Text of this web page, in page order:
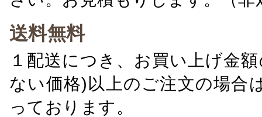
送料無料
１配送につき、お買い上げ金
ない価格)以上のご注文の場合
っております。